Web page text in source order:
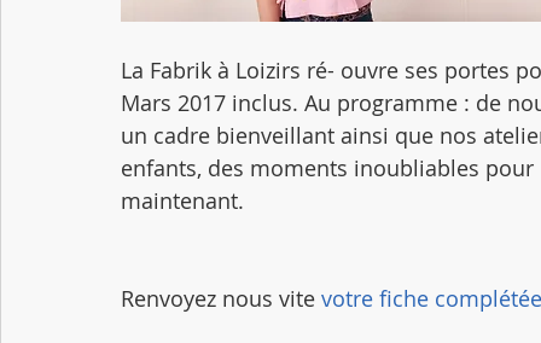
La Fabrik à Loizirs ré- ouvre ses portes
Mars 2017 inclus. Au programme : de
un cadre bienveillant ainsi que nos
enfants, des moments inoubliables
maintenant.
Renvoyez nous vite votre fiche complétée